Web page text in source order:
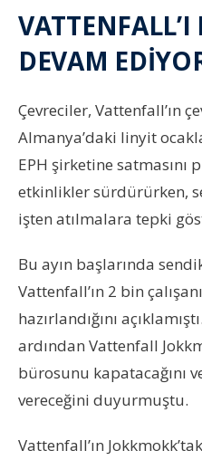
VATTENFALL’I
DEVAM
Çevreciler, Vattenfall’ın
Almanya’daki linyit
EPH şirketine satmasını
etkinlikler sürdürürken,
işten atılmalara tepki
Bu ayın başlarında
Vattenfall’ın 2 bin
hazırlandığını
ardından Vattenfall
bürosunu kapatacağını
vereceğini duyurmuştu.
Vattenfall’ın